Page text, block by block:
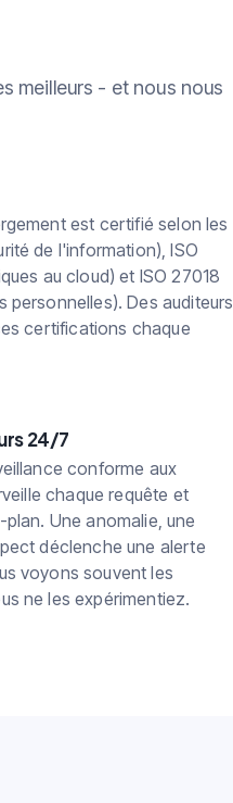
meilleurs - et nous nous
est certifié selon les
de l'information), ISO
au cloud) et ISO 27018
Des auditeurs
certifications chaque
24/7
conforme aux
chaque requête et
Une anomalie, une
déclenche une alerte
voyons souvent les
ne les expérimentiez.